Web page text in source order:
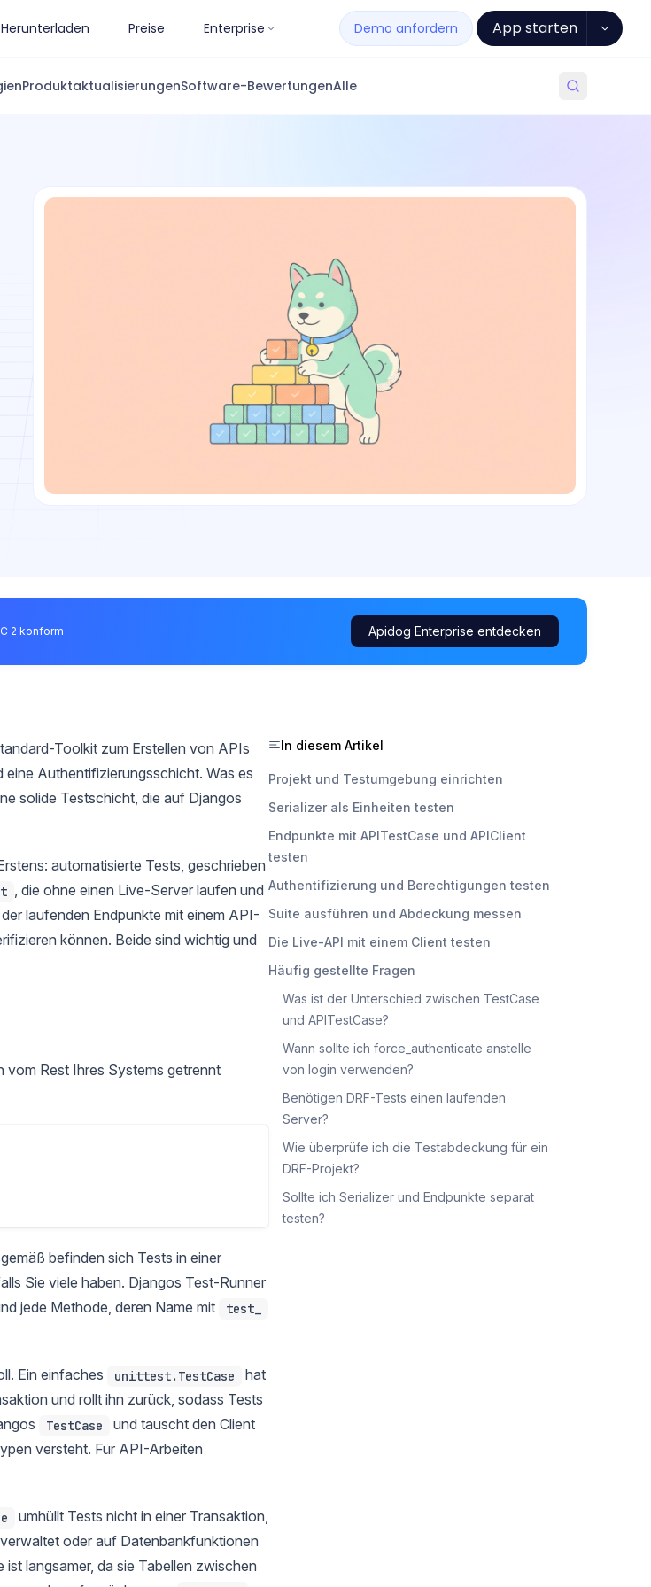
Herunterladen Preise Enterprise Demo anfordern App starten
ProduktaktualisierungenSoftware-BewertungenAlle
2 konform Apidog Enterprise entdecken
Toolkit zum Erstellen von APIs
Authentifizierungsschicht. Was es
solide Testschicht, die auf Djangos
automatisierte Tests, geschrieben
, die ohne einen Live-Server laufen und
laufenden Endpunkte mit einem API-
können. Beide sind wichtig und
vom Rest Ihres Systems getrennt
befinden sich Tests in einer
Sie viele haben. Djangos Test-Runner
jede Methode, deren Name mit test_
Ein einfaches unittest.TestCase
hat
und rollt ihn zurück, sodass Tests
TestCase
und tauscht den Client
versteht. Für API-Arbeiten
umhüllt Tests nicht in einer Transaktion,
oder auf Datenbankfunktionen
langsamer, da sie Tabellen zwischen
In diesem Artikel
Projekt und Testumgebung einrichten
Serializer als Einheiten testen
Endpunkte mit APITestCase und APIClient
testen
Authentifizierung und Berechtigungen testen
Suite ausführen und Abdeckung messen
Die Live-API mit einem Client testen
Häufig gestellte Fragen
Was ist der Unterschied zwischen TestCase
und APITestCase?
Wann sollte ich force_authenticate anstelle
von login verwenden?
Benötigen DRF-Tests einen laufenden
Server?
Wie überprüfe ich die Testabdeckung für ein
DRF-Projekt?
Sollte ich Serializer und Endpunkte separat
testen?